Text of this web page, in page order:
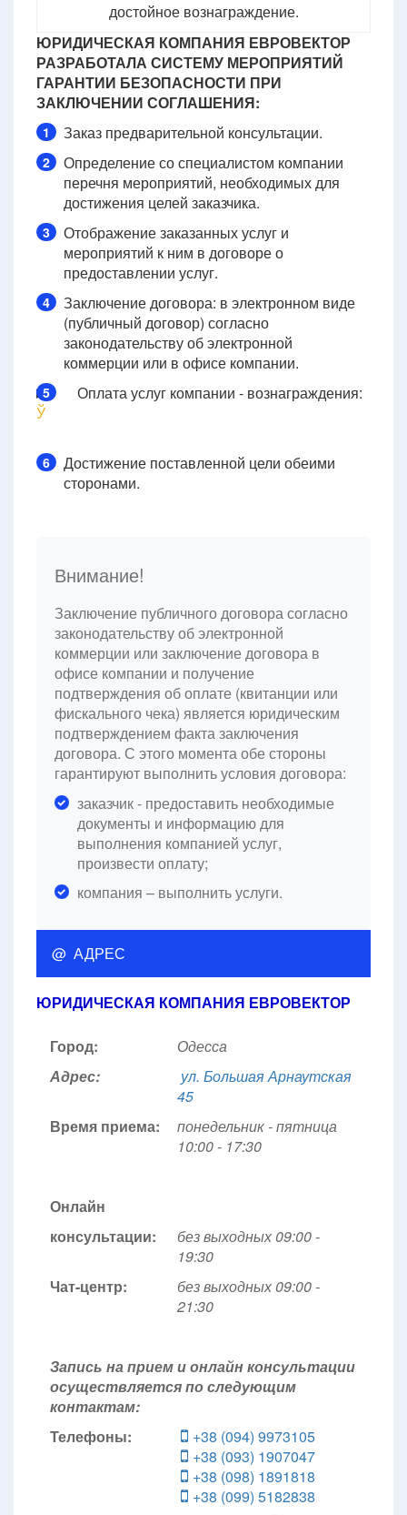
достойное вознаграждение.
ЮРИДИЧЕСКАЯ КОМПАНИЯ ЕВРОВЕКТОР
РАЗРАБОТАЛА СИСТЕМУ МЕРОПРИЯТИЙ
ГАРАНТИИ БЕЗОПАСНОСТИ ПРИ
ЗАКЛЮЧЕНИИ СОГЛАШЕНИЯ:
1 Заказ предварительной консультации.
2
Определение со специалистом компании
перечня мероприятий, необходимых для
достижения целей заказчика.
3
Отображение заказанных услуг и
мероприятий к ним в договоре о
предоставлении услуг.
4
Заключение договора: в электронном виде
(публичный договор) согласно
законодательству об электронной
коммерции или в офисе компании.
5Оплата услуг компании - вознаграждения:
Ў
6
Достижение поставленной цели обеими
сторонами.
Внимание!
Заключение публичного договора согласно
законодательству об электронной
коммерции или заключение договора в
офисе компании и получение
подтверждения об оплате (квитанции или
фискального чека) является юридическим
подтверждением факта заключения
договора. С этого момента обе стороны
гарантируют выполнить условия договора:
заказчик - предоставить необходимые
документы и информацию для
выполнения компанией услуг,
произвести оплату;
компания – выполнить услуги.
@ АДРЕС
ЮРИДИЧЕСКАЯ КОМПАНИЯ ЕВРОВЕКТОР
Город:
Одесса
Адрес:
ул. Большая Арнаутская
45
Время приема:
понедельник - пятница
10:00 - 17:30
Онлайн
консультации:
без выходных 09:00 -
19:30
Чат-центр:
без выходных 09:00 -
21:30
Запись на прием и онлайн консультации
осуществляется по следующим
контактам:
Телефоны:
+38 (094) 9973105
+38 (093) 1907047
+38 (098) 1891818
+38 (099) 5182838